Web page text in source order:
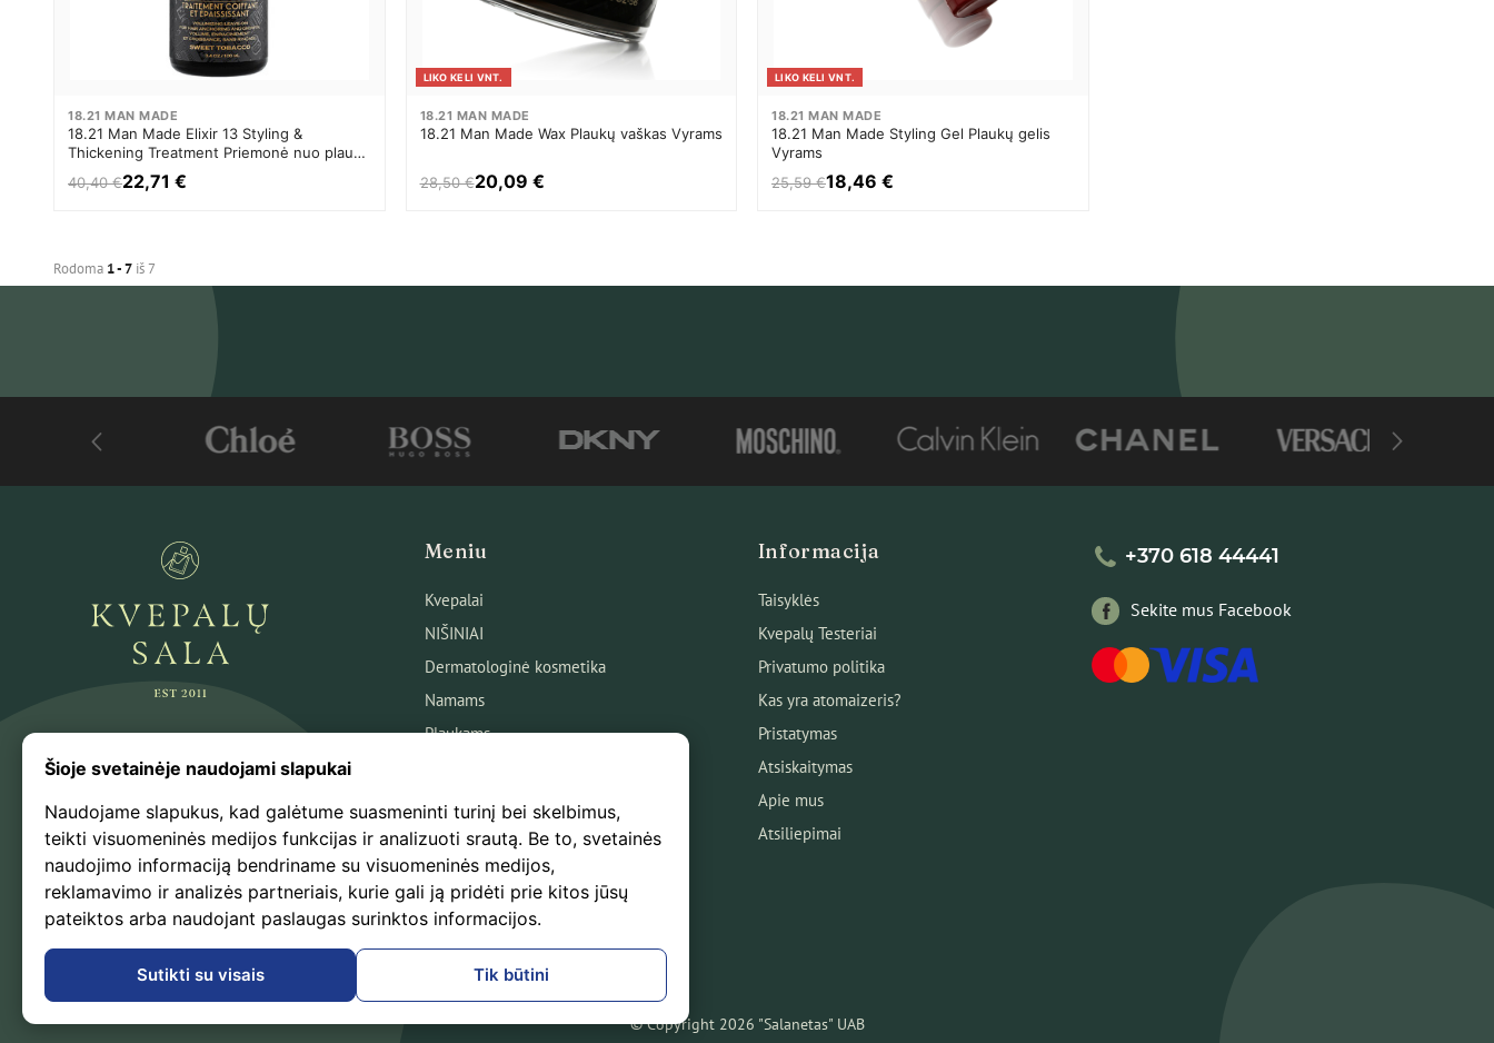
18.21 MAN MADE
18.21 Man Made Elixir 13 Styling &
Thickening Treatment Priemonė nuo plaukų
slinkimo Vyrams
40,40 €22,71 €
LIKO KELI VNT.
18.21 MAN MADE
18.21 Man Made Wax Plaukų vaškas Vyrams
28,50 €20,09 €
LIKO KELI VNT.
18.21 MAN MADE
18.21 Man Made Styling Gel Plaukų gelis
Vyrams
25,59 €18,46 €
Rodoma 1 - 7 iš 7
Meniu
Kvepalai
NIŠINIAI
Dermatologinė kosmetika
Namams
Plaukams
Kūnui
Kosmetika
Naujausios
Išpardavimas
Kvepalų Blogas!
Informacija
Taisyklės
Kvepalų Testeriai
Privatumo politika
Kas yra atomaizeris?
Pristatymas
Atsiskaitymas
Apie mus
Atsiliepimai
+370 618 44441
Sekite mus Facebook
© Copyright 2026 "Salanetas" UAB
Šioje svetainėje naudojami slapukai
Naudojame slapukus, kad galėtume suasmeninti turinį bei skelbimus,
teikti visuomeninės medijos funkcijas ir analizuoti srautą. Be to, svetainės
naudojimo informaciją bendriname su visuomeninės medijos,
reklamavimo ir analizės partneriais, kurie gali ją pridėti prie kitos jūsų
pateiktos arba naudojant paslaugas surinktos informacijos.
Sutikti su visais Tik būtini